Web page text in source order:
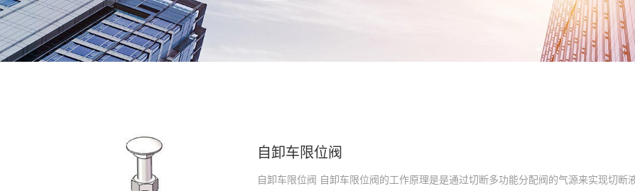
自卸车限位阀
自卸车限位阀 自卸车限位阀的工作原理是是通过切断多功能分配阀的气源来实现切断